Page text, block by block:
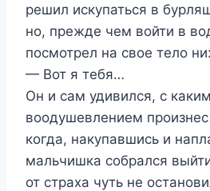
решил искупаться в
но, прежде чем войти в
посмотрел на свое тело
— Вот я тебя…
Он и сам удивился, с каким
воодушевлением
когда, накупавшись и
мальчишка собрался
от страха чуть не